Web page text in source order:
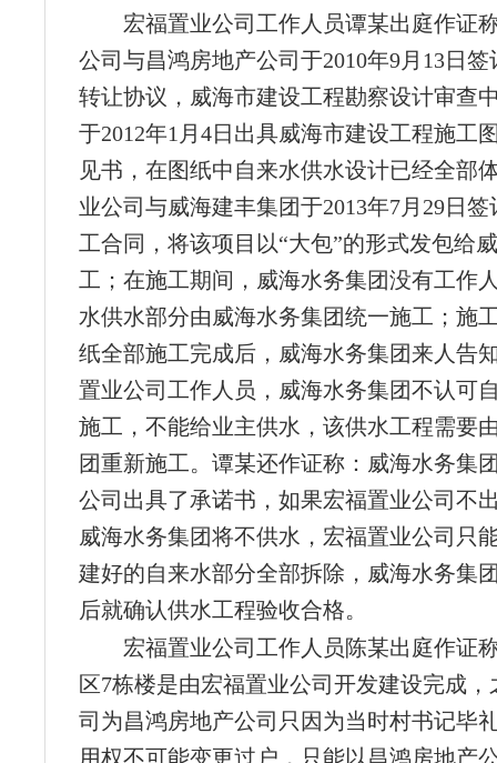
宏福置业公司工作人员谭某出庭作证
公司与昌鸿房地产公司于2010年9月13日
转让协议，威海市建设工程勘察设计审查
于2012年1月4日出具威海市建设工程施工
见书，在图纸中自来水供水设计已经全部
业公司与威海建丰集团于2013年7月29日
工合同，将该项目以“大包”的形式发包给
工；在施工期间，威海水务集团没有工作
水供水部分由威海水务集团统一施工；施
纸全部施工完成后，威海水务集团来人告
置业公司工作人员，威海水务集团不认可
施工，不能给业主供水，该供水工程需要
团重新施工。谭某还作证称：威海水务集
公司出具了承诺书，如果宏福置业公司不
威海水务集团将不供水，宏福置业公司只
建好的自来水部分全部拆除，威海水务集
后就确认供水工程验收合格。
宏福置业公司工作人员陈某出庭作证
区7栋楼是由宏福置业公司开发建设完成
司为昌鸿房地产公司只因为当时村书记毕
用权不可能变更过户，只能以昌鸿房地产